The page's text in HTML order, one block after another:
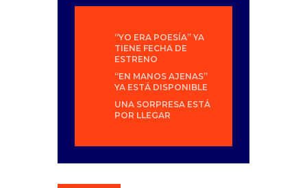
“YO ERA POESÍA” YA
TIENE FECHA DE
ESTRENO
“EN MANOS AJENAS”
YA ESTÁ DISPONIBLE
UNA SORPRESA ESTÁ
POR LLEGAR